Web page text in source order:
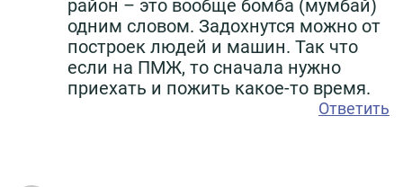
район – это вообще бомба (мумбай)
одним словом. Задохнутся можно от
построек людей и машин. Так что
если на ПМЖ, то сначала нужно
приехать и пожить какое-то время.
Ответить